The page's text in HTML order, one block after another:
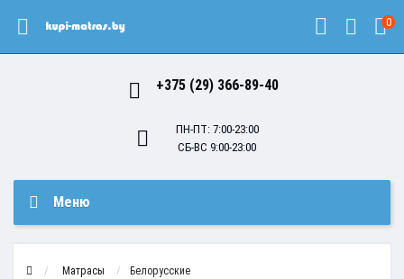
0
+375 (29) 366-89-40
ПН-ПТ: 7:00-23:00
СБ-ВС 9:00-23:00
Меню
Матрасы Белорусские